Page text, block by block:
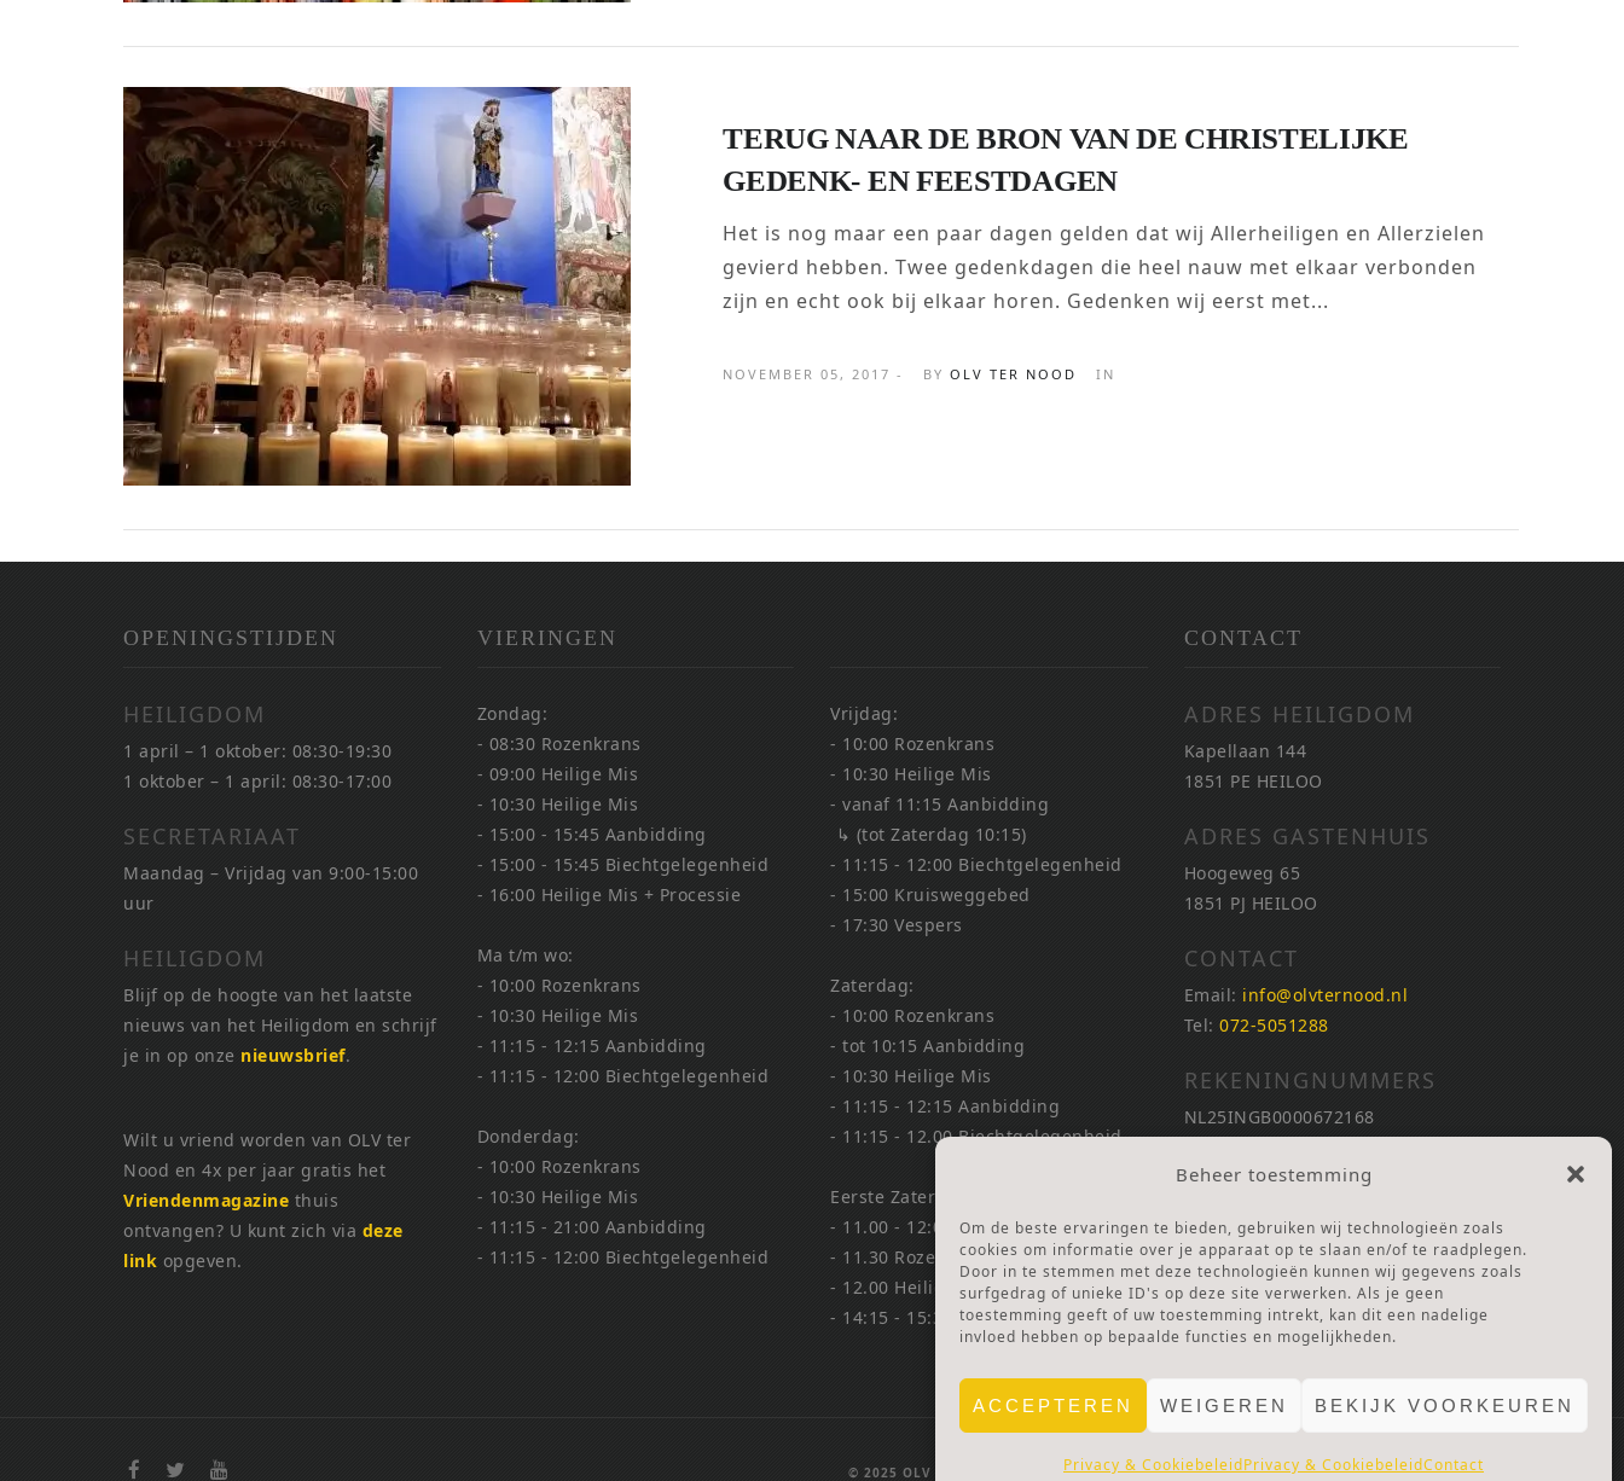
Beheer toestemming
Om de beste ervaringen te bieden, gebruiken wij technologieën zoals
cookies om informatie over je apparaat op te slaan en/of te raadplegen.
Door in te stemmen met deze technologieën kunnen wij gegevens zoals
surfgedrag of unieke ID's op deze site verwerken. Als je geen
toestemming geeft of uw toestemming intrekt, kan dit een nadelige
invloed hebben op bepaalde functies en mogelijkheden.
ACCEPTEREN WEIGEREN BEKIJK VOORKEUREN
Privacy & CookiebeleidPrivacy & CookiebeleidContact
TERUG NAAR DE BRON VAN DE CHRISTELIJKE
GEDENK- EN FEESTDAGEN
Het is nog maar een paar dagen gelden dat wij Allerheiligen en Allerzielen
gevierd hebben. Twee gedenkdagen die heel nauw met elkaar verbonden
zijn en echt ook bij elkaar horen. Gedenken wij eerst met...
NOVEMBER 05, 2017 - BYOLV TER NOOD IN
OPENINGSTIJDEN
HEILIGDOM
1 april – 1 oktober: 08:30-19:30
1 oktober – 1 april: 08:30-17:00
SECRETARIAAT
Maandag – Vrijdag van 9:00-15:00
uur
HEILIGDOM
Blijf op de hoogte van het laatste
nieuws van het Heiligdom en schrijf
je in op onze nieuwsbrief.
Wilt u vriend worden van OLV ter
Nood en 4x per jaar gratis het
Vriendenmagazine thuis
ontvangen? U kunt zich via deze
link opgeven.
VIERINGEN
Zondag:
- 08:30 Rozenkrans
- 09:00 Heilige Mis
- 10:30 Heilige Mis
- 15:00 - 15:45 Aanbidding
- 15:00 - 15:45 Biechtgelegenheid
- 16:00 Heilige Mis + Processie
Ma t/m wo:
- 10:00 Rozenkrans
- 10:30 Heilige Mis
- 11:15 - 12:15 Aanbidding
- 11:15 - 12:00 Biechtgelegenheid
Donderdag:
- 10:00 Rozenkrans
- 10:30 Heilige Mis
- 11:15 - 21:00 Aanbidding
- 11:15 - 12:00 Biechtgelegenheid
Vrijdag:
- 10:00 Rozenkrans
- 10:30 Heilige Mis
- vanaf 11:15 Aanbidding
↳ (tot Zaterdag 10:15)
- 11:15 - 12:00 Biechtgelegenheid
- 15:00 Kruisweggebed
- 17:30 Vespers
Zaterdag:
- 10:00 Rozenkrans
- tot 10:15 Aanbidding
- 10:30 Heilige Mis
- 11:15 - 12:15 Aanbidding
- 11:15 - 12.00 Biechtgelegenheid
Eerste Zaterdag Bedevaart:
- 11.00 - 12:00 Biechtgelegenheid
- 11.30 Rozenkrans
- 12.00 Heilige Mis
- 14:15 - 15:30 Aanbidding & Lof
CONTACT
ADRES HEILIGDOM
Kapellaan 144
1851 PE HEILOO
ADRES GASTENHUIS
Hoogeweg 65
1851 PJ HEILOO
CONTACT
Email: info@olvternood.nl
Tel: 072-5051288
REKENINGNUMMERS
NL25INGB0000672168
Ga naar Doneren
ANBI Stichting
RSIN nummer:002832987
© 2025 OLV TER NOOD. WEBSITE. PRIVACY & COOKIES. DISCLAIMER. AVG PROTOCOL.